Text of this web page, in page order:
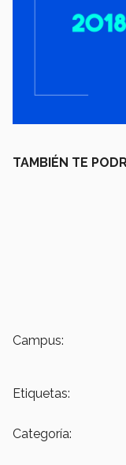
TAMBIÉN TE
Campus:
Etiquetas:
Categoría: